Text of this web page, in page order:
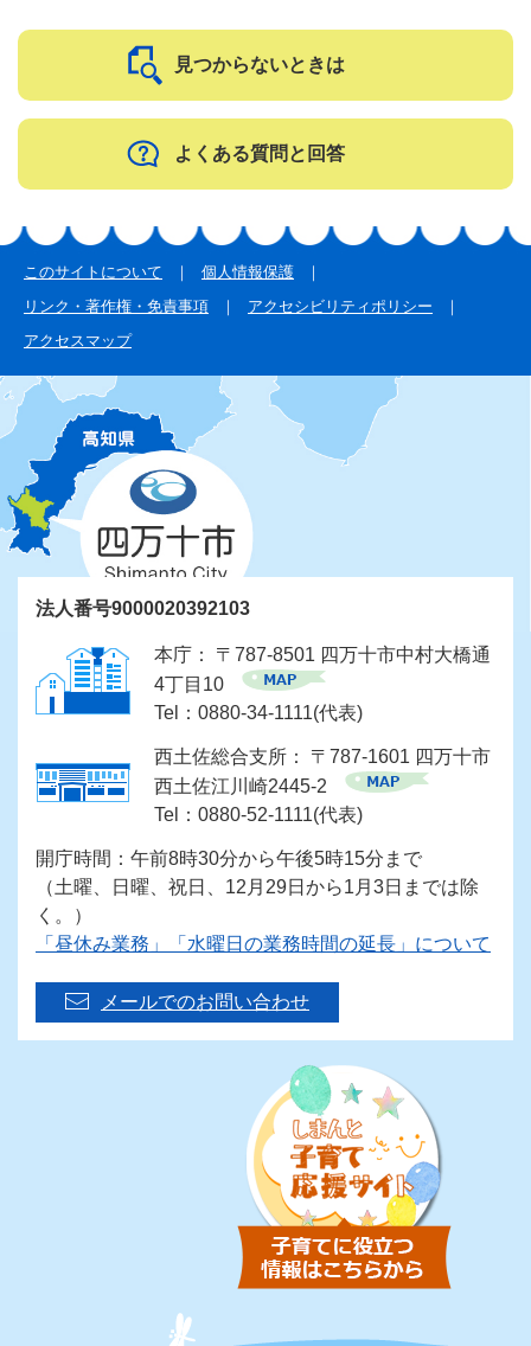
見つからないときは
よくある質問と回答
このサイトについて
個人情報保護
リンク・著作権・免責事項
アクセシビリティポリシー
アクセスマップ
法人番号9000020392103
本庁： 〒787-8501 四万十市中村大橋通
4丁目10
Tel：0880-34-1111(代表)
西土佐総合支所： 〒787-1601 四万十市
西土佐江川崎2445-2
Tel：0880-52-1111(代表)
開庁時間：午前8時30分から午後5時15分まで
（土曜、日曜、祝日、12月29日から1月3日までは除
く。）
「昼休み業務」「水曜日の業務時間の延長」について
メールでのお問い合わせ